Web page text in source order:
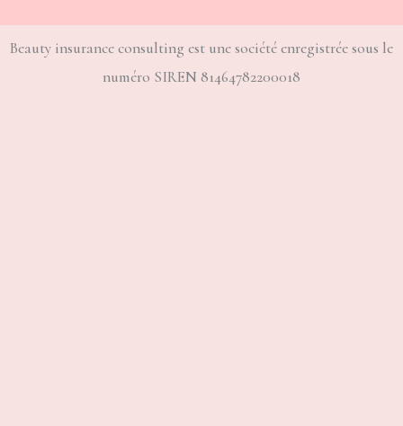
Beauty insurance consulting est une société enregistrée sous le
numéro SIREN 81464782200018